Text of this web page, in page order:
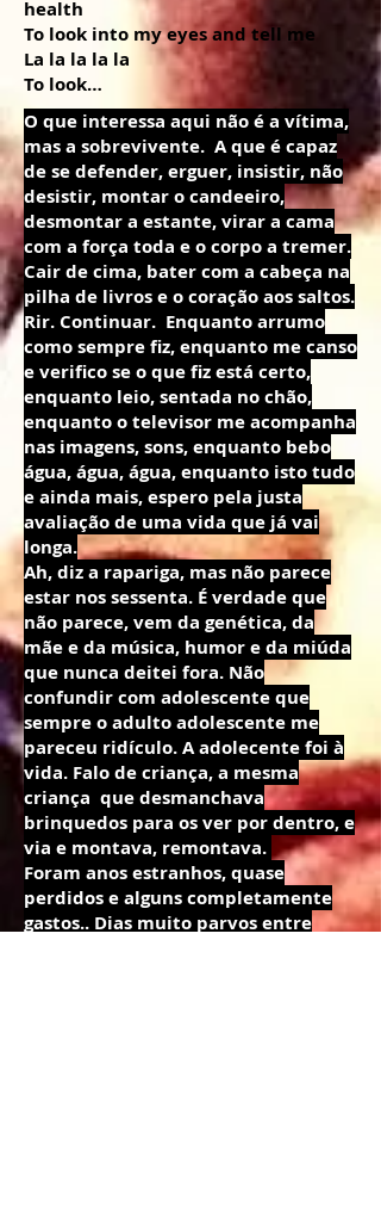
health
To look into my eyes and tell me
La la la la la
To look…
O que interessa aqui não é a vítima,
mas a sobrevivente. A que é capaz
de se defender, erguer, insistir, não
desistir, montar o candeeiro,
desmontar a estante, virar a cama
com a força toda e o corpo a tremer.
Cair de cima, bater com a cabeça na
pilha de livros e o coração aos saltos.
Rir. Continuar. Enquanto arrumo
como sempre fiz, enquanto me canso
e verifico se o que fiz está certo,
enquanto leio, sentada no chão,
enquanto o televisor me acompanha
nas imagens, sons, enquanto bebo
água, água, água, enquanto isto tudo
e ainda mais, espero pela justa
avaliação de uma vida que já vai
longa.
Ah, diz a rapariga, mas não parece
estar nos sessenta. É verdade que
não parece,vem da genética, da
mãe e da música, humore da miúda
que nunca deitei fora. Não
confundir com adolescente que
sempre o adulto adolescente me
pareceu ridículo. A adolecente foi à
vida. Falo de criança, a mesma
criança que desmanchava
brinquedos para os ver por dentro, e
via e montava, remontava.
Foram anos estranhos, quase
perdidos e alguns completamente
gastos.. Dias muito parvos entre